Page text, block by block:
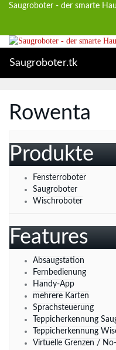
Skip
content
Saugroboter - der smarte
Saugroboter.tk
Rowenta
Produkte
Fensterroboter
Saugroboter
Wischroboter
Features
Absaugstation
Fernbedienung
Handy-App
mehrere Karten
Sprachsteuerung
Teppicherkennung
Teppicherkennung
Virtuelle Grenzen /